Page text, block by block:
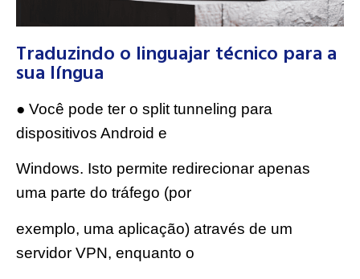
Traduzindo o linguajar técnico para a
sua língua
● Você pode ter o split tunneling para
dispositivos Android e
Windows. Isto permite redirecionar apenas
uma parte do tráfego (por
exemplo, uma aplicação) através de um
servidor VPN, enquanto o